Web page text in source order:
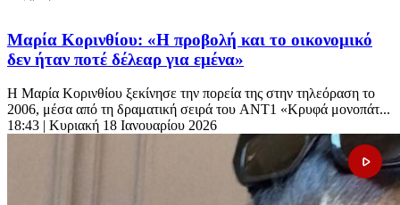
Μαρία Κορινθίου: «Η προβολή και το οικονομικό
δεν ήταν ποτέ δέλεαρ για εμένα»
Η Μαρία Κορινθίου ξεκίνησε την πορεία της στην τηλεόραση το
2006, μέσα από τη δραματική σειρά του ANT1 «Κρυφά μονοπάτ...
18:43 | Κυριακή 18 Ιανουαρίου 2026